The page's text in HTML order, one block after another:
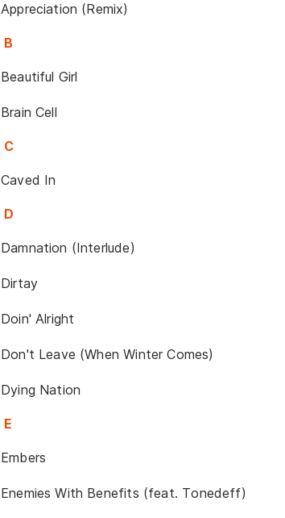
Appreciation (Remix)
B
Beautiful Girl
Brain Cell
C
Caved In
D
Damnation (Interlude)
Dirtay
Doin' Alright
Don't Leave (When Winter Comes)
Dying Nation
E
Embers
Enemies With Benefits (feat. Tonedeff)